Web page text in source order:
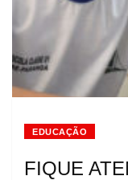
EDUCAÇÃO
FIQUE